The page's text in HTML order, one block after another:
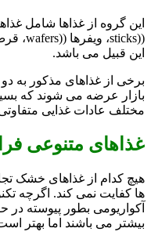
این گروه از غذاها شامل
این قبیل می باشد.
برخی از غذاهای مذکور به
بازار عرضه می شوند که
مختلف عادات غذایی متفاوتی
غذاهای متنوعی
هیچ کدام از غذاهای خشک
ها کفایت نمی کند. اگرچه
آکواریومی بطور پیوسته
بیشتر می باشند اما بهتر